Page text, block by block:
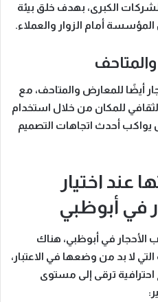
الكبرى، بهدف خلق بيئة
أمام الزوار والعملاء.
أيضًا للمعارض والمتاحف، مع
للمكان من خلال استخدام
أحدث اتجاهات التصميم
عند اختيار
في أبوظبي
الأحجار في أبوظبي، هناك
لا بد من وضعها في الاعتبار،
ترقى إلى مستوى